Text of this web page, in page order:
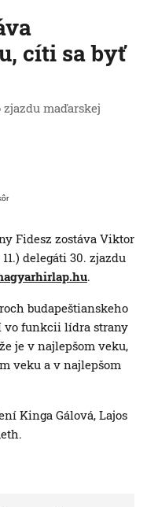
cíti sa byť
maďarskej
Fidesz zostáva Viktor
delegáti 30. zjazdu
.
budapeštianskeho
vo funkcii lídra strany
je v najlepšom veku,
veku a v najlepšom
Kinga Gálová, Lajos